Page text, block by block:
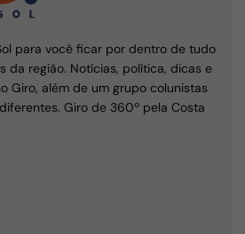
para você ficar por dentro de tudo
da região. Notícias, política, dicas e
Giro, além de um grupo colunistas
Giro de 360º pela Costa